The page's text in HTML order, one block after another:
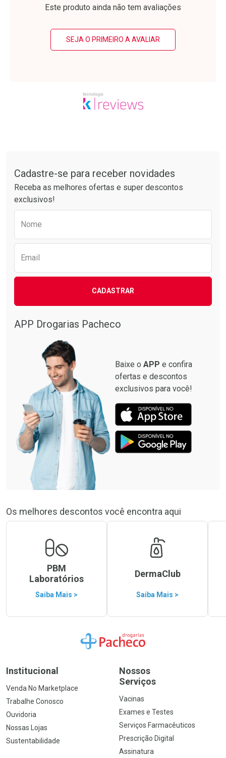
Por R$ 55,19/cada
Por R$ 34,39/cada
Este produto ainda não tem avaliações
SEJA O PRIMEIRO A AVALIAR
Cadastre-se para receber novidades
Receba as melhores ofertas e super descontos
exclusivos!
Nome
Email
CADASTRAR
APP Drogarias Pacheco
Baixe o APP e confira
ofertas e descontos
exclusivos para você!
Os melhores descontos você encontra aqui
PBM
Laboratórios
Saiba Mais >
DermaClub
Saiba Mais >
Ir para a Home
Institucional
Venda No Marketplace
Trabalhe Conosco
Ouvidoria
Nossas Lojas
Sustentabilidade
Nossos
Serviços
Vacinas
Exames e Testes
Serviços Farmacêuticos
Prescrição Digital
Assinatura